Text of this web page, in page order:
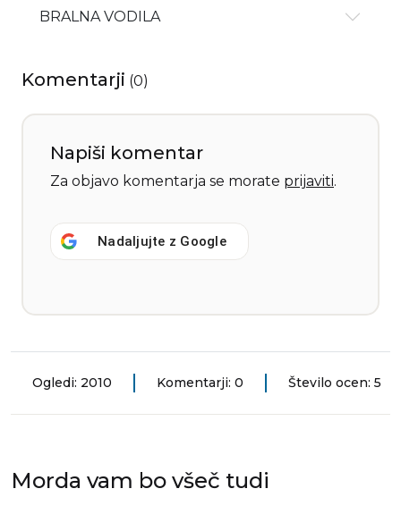
BRALNA VODILA
Komentarji (0)
Napiši komentar
Za objavo komentarja se morate prijaviti.
Nadaljujte z Google
Ogledi: 2010 Komentarji: 0 Število ocen: 5
Morda vam bo všeč tudi